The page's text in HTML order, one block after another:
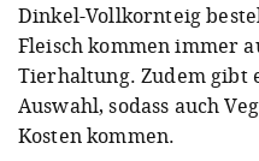
Dinkel-Vollkornteig
Fleisch kommen immer
Tierhaltung. Zudem gibt
Auswahl, sodass auch
Kosten kommen.